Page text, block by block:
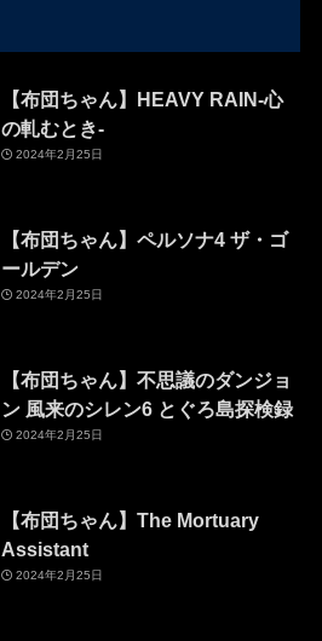
【布団ちゃん】HEAVY RAIN-心
の軋むとき-
2024年2月25日
【布団ちゃん】ペルソナ4 ザ・ゴ
ールデン
2024年2月25日
【布団ちゃん】不思議のダンジョ
ン 風来のシレン6 とぐろ島探検録
2024年2月25日
【布団ちゃん】The Mortuary
Assistant
2024年2月25日